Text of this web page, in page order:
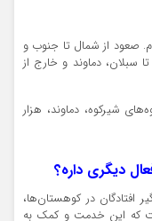
صعود از شمال تا جنوب و
سبلان، دماوند و خارج از
شیرکوه، دماوند، هزار
دیگری داره؟
افتادگان در کوهستان‌ها،
که این خدمت و کمک به